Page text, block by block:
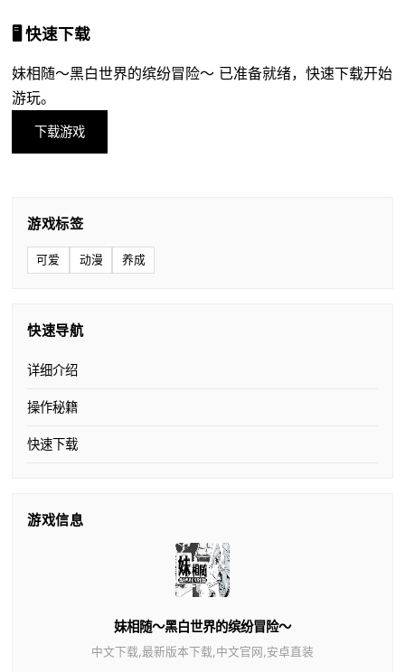
🖥️ 快速下载
妹相随～黑白世界的缤纷冒险～ 已准备就绪，快速下载开始
游玩。
下载游戏
游戏标签
可爱 动漫 养成
快速导航
详细介绍
操作秘籍
快速下载
游戏信息
妹相随～黑白世界的缤纷冒险～
中文下载,最新版本下载,中文官网,安卓直装